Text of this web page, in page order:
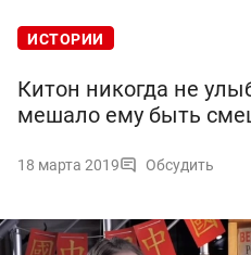
ИСТОРИИ
Китон никогда не
мешало ему быть
18 марта 2019 Обсудить